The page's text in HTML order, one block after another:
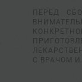
ПЕРЕД
С ВРАЧОМ